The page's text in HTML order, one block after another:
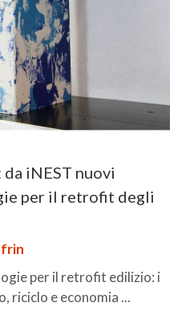
iNEST nuovi
per il retrofit degli
per il retrofit edilizio: i
riciclo e economia ...